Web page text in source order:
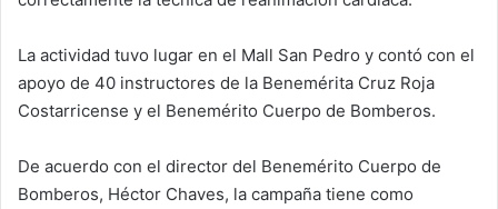
La actividad tuvo lugar en el Mall San Pedro y contó con el
apoyo de 40 instructores de la Benemérita Cruz Roja
Costarricense y el Benemérito Cuerpo de Bomberos.
De acuerdo con el director del Benemérito Cuerpo de
Bomberos, Héctor Chaves, la campaña tiene como